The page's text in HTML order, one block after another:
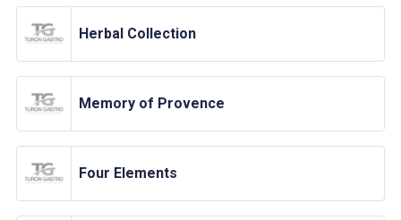
Herbal Collection
Memory of Provence
Four Elements